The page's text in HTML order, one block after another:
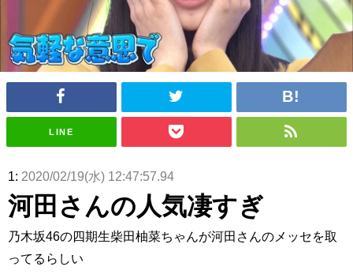
アイドル – ぷぅアンテナ / 「乃木坂46ののぎおび⊿」北野日奈子が生配
信！【2022.3.22 17:15〜 SHOWROOM】
アイドル – ぷぅアンテナ / 2022年3月22日（火）のメディア情報
アイドル – ぷぅアンテナ / 【乃木坂46】井上和の『なぎおはぎ』って こん
ぺいとう×いちごみるく×マヨラー星人 と同じと考えてよろしいですか？
アイドル – ぷぅアンテナ / 【乃木坂46】日村勇紀 gif職人が切り抜いた名シ
ーン.gif
ふぇどみ！ / 【悲報】呪術廻戦、視聴率5.1%
ふぇどみ！ / 【悲報】母「裕福な過程が高学歴になるとか大嘘。教育に金を
かけまくったうちの息子が団地住みの貧乏に学歴で負けた」
Powered by livedoor 相互RSS
LINE
1: 2020/02/19(水) 12:47:57.94
河田さんの人気凄すぎ
乃木坂46の四期生柴田柚菜ちゃんが河田さんのメッセを取
ってるらしい